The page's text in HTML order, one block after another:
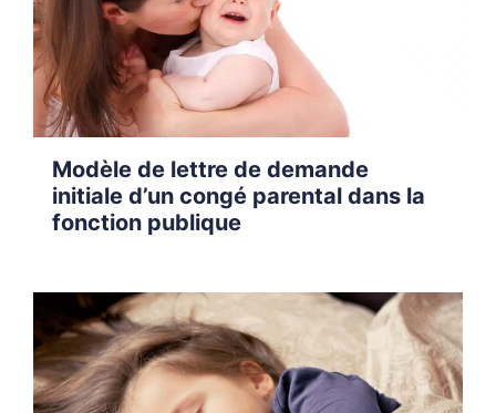
Modèle de lettre de demande
initiale d’un congé parental dans la
fonction publique